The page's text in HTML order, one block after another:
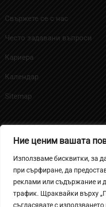
Ние ценим вашата
Използваме бисквитки, за
при сърфиране, да
реклами или съдържание и
трафик. Щраквайки върху
съгласявате с
Свържете се с нас
Често задавани въпроси
Кариера
Календар
Sitemap
Политика на
Вътрешни